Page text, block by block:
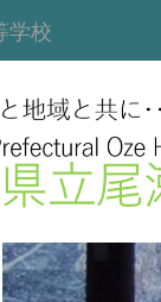
学校